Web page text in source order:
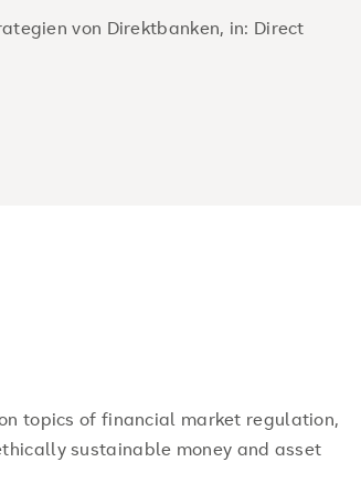
von Direktbanken, in: Direct
topics of financial market regulation,
sustainable money and asset